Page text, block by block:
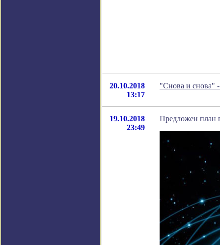
20.10.2018
13:17
"Снова и снова"
19.10.2018
23:49
Предложен план